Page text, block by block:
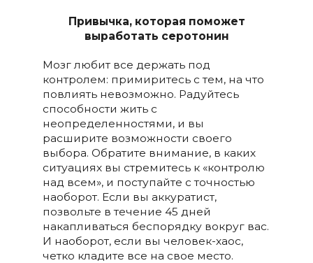
Привычка, которая поможет
выработать серотонин
Мозг любит все держать под
контролем: примиритесь с тем, на что
повлиять невозможно. Радуйтесь
способности жить с
неопределенностями, и вы
расширите возможности своего
выбора. Обратите внимание, в каких
ситуациях вы стремитесь к «контролю
над всем», и поступайте с точностью
наоборот. Если вы аккуратист,
позвольте в течение 45 дней
накапливаться беспорядку вокруг вас.
И наоборот, если вы человек-хаос,
четко кладите все на свое место.